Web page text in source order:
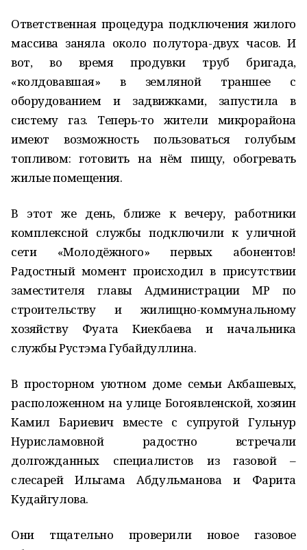
Ответственная процедура подключения жилого
массива заняла около полутора-двух часов. И
вот, во время продувки труб бригада,
«колдовавшая» в земляной траншее с
оборудованием и задвижками, запустила в
систему газ. Теперь-то жители микрорайона
имеют возможность пользоваться голубым
топливом: готовить на нём пищу, обогревать
жилые помещения.
В этот же день, ближе к вечеру, работники
комплексной службы подключили к уличной
сети «Молодёжного» первых абонентов!
Радостный момент происходил в присутствии
заместителя главы Администрации МР по
строительству и жилищно-коммунальному
хозяйству Фуата Киекбаева и начальника
службы Рустэма Губайдуллина.
В просторном уютном доме семьи Акбашевых,
расположенном на улице Богоявленской, хозяин
Камил Бариевич вместе с супругой Гульнур
Нурисламовной радостно встречали
долгожданных специалистов из газовой –
слесарей Ильгама Абдульманова и Фарита
Кудайгулова.
Они тщательно проверили новое газовое